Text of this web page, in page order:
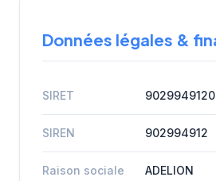
Données légales &
SIRET
SIREN 902994912
Raison sociale ADELION